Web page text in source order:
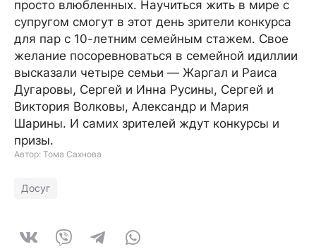
просто влюбленных. Научиться жить в мире с
супругом смогут в этот день зрители конкурса
для пар с 10-летним семейным стажем. Свое
желание посоревноваться в семейной идиллии
высказали четыре семьи — Жаргал и Раиса
Дугаровы, Сергей и Инна Русины, Сергей и
Виктория Волковы, Александр и Мария
Шарины. И самих зрителей ждут конкурсы и
призы.
Автор: Тома Сахнова
Досуг